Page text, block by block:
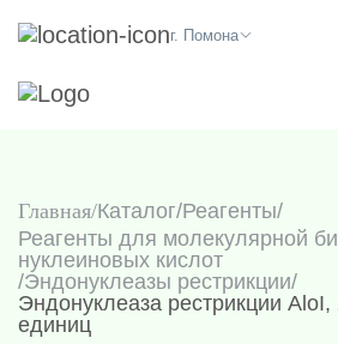
г. Помона
Главная Каталог/Реагенты/
Реагенты для молекулярной
нуклеиновых кислот
/Эндонуклеазы рестрикции/
Эндонуклеаза рестрикции
единиц